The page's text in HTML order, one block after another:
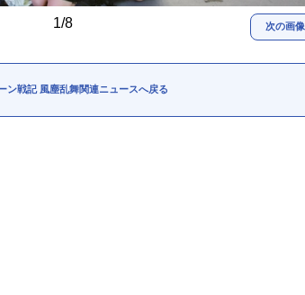
1/8 次の画像
ン戦記 風塵乱舞関連ニュースへ戻る